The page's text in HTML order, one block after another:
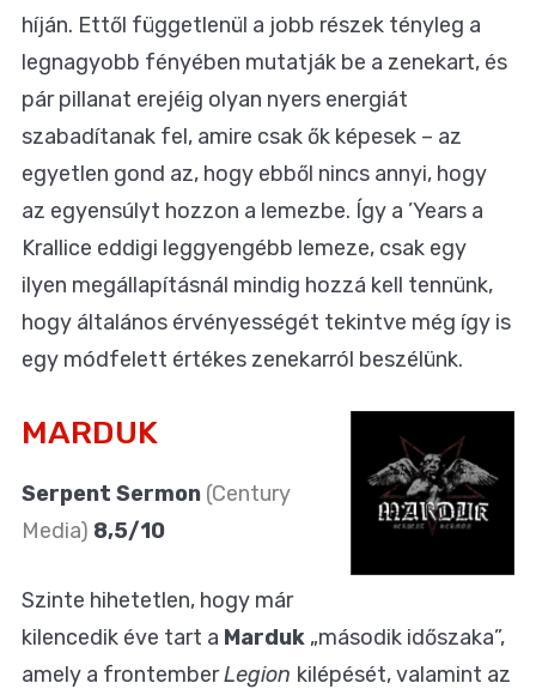
híján. Ettől függetlenül a jobb részek tényleg a
legnagyobb fényében mutatják be a zenekart, és
pár pillanat erejéig olyan nyers energiát
szabadítanak fel, amire csak ők képesek – az
egyetlen gond az, hogy ebből nincs annyi, hogy
az egyensúlyt hozzon a lemezbe. Így a ’Years a
Krallice eddigi leggyengébb lemeze, csak egy
ilyen megállapításnál mindig hozzá kell tennünk,
hogy általános érvényességét tekintve még így is
egy módfelett értékes zenekarról beszélünk.
MARDUK
Serpent Sermon (Century
Media) 8,5/10
Szinte hihetetlen, hogy már
kilencedik éve tart a Marduk „második időszaka”,
amely a frontemberLegion kilépését, valamint az